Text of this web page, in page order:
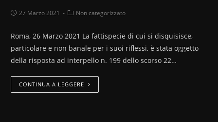
27 Marzo 2021 Non categorizzato
Roma, 26 Marzo 2021 La fattispecie di cui si disquisisce,
particolare e non banale per i suoi riflessi, è stata oggetto
della risposta ad interpello n. 199 dello scorso 22…
CONTINUA A LEGGERE